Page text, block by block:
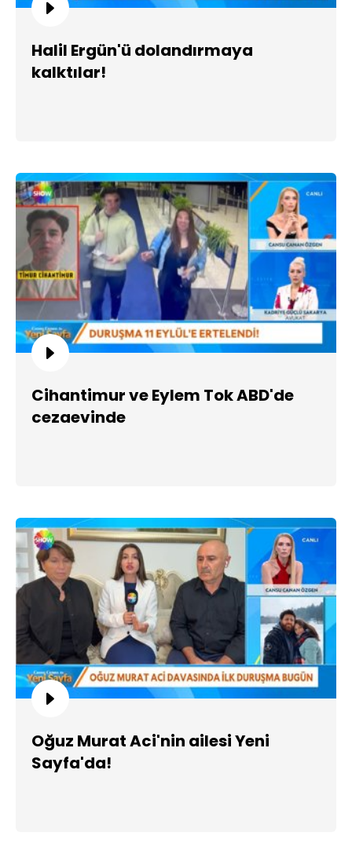
Halil Ergün'ü dolandırmaya
kalktılar!
Cihantimur ve Eylem Tok ABD'de
cezaevinde
Oğuz Murat Aci'nin ailesi Yeni
Sayfa'da!